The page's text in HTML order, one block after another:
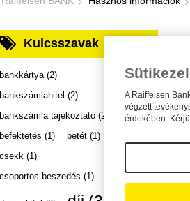
Kulcsszavak
bankkártya (2)
bankszámlahitel (2)
bankszámla tájékoztató (2)
befektetés (1) betét (1)
csekk (1)
csoportos beszedés (1)
A
A Raiffeisen
végzett
érdekében.